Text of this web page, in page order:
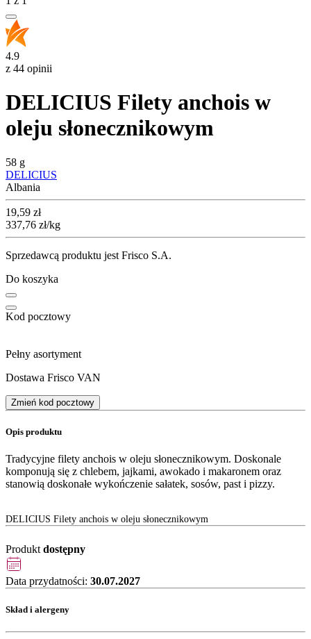
4.9
z 44 opinii
DELICIUS Filety anchois w
oleju słonecznikowym
58 g
DELICIUS
Albania
Cena
19,59 zł
337,76 zł/kg
Sprzedawcą produktu jest Frisco S.A.
Do koszyka
Kod pocztowy
Pełny asortyment
Dostawa Frisco VAN
Zmień kod pocztowy
Opis produktu
Tradycyjne filety anchois w oleju słonecznikowym. Doskonale
komponują się z chlebem, jajkami, awokado i makaronem oraz
stanowią doskonałe wykończenie sałatek, sosów, past i pizzy.
DELICIUS Filety anchois w oleju słonecznikowym
Produkt dostępny
Data przydatności: 30.07.2027
Skład i alergeny